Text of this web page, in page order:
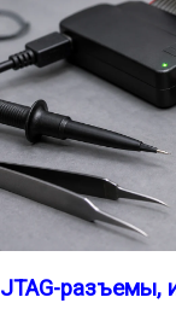
JTAG-разъемы,